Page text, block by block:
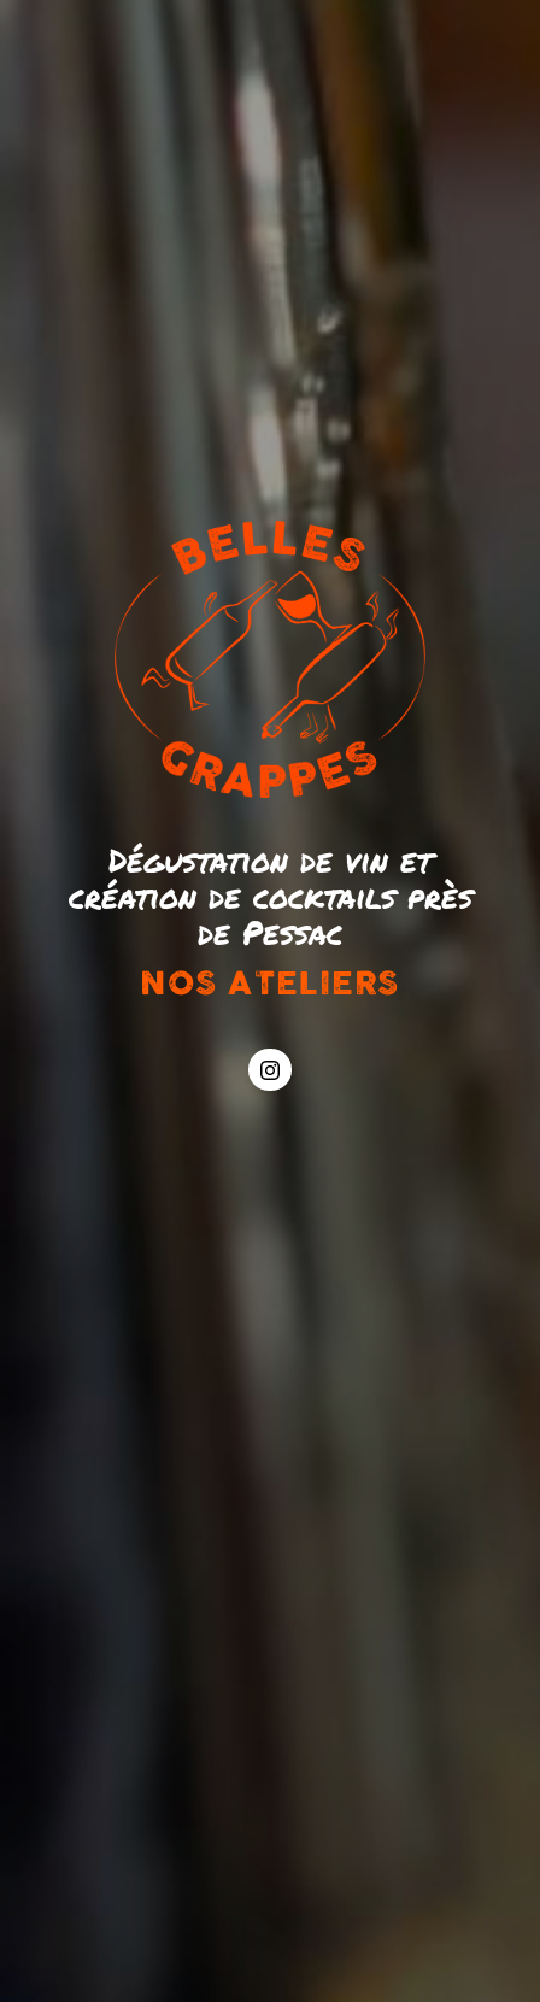
Dégustation de vin et
création de cocktails près
de Pessac
NOS ATELIERS